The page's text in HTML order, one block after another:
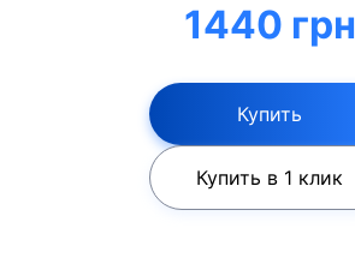
1440 грн
Купить
Купить в 1 клик